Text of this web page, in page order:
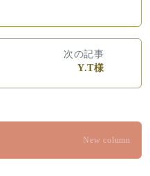
次の記事
Y.T様
New column